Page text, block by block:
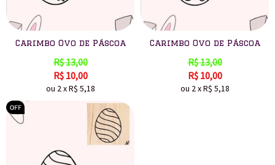
Carimbo Ovo de Páscoa
R$13,00
R$ 10,00
ou 2xR$ 5,18
Carimbo Ovo de Páscoa
R$13,00
R$ 10,00
ou 2xR$ 5,18